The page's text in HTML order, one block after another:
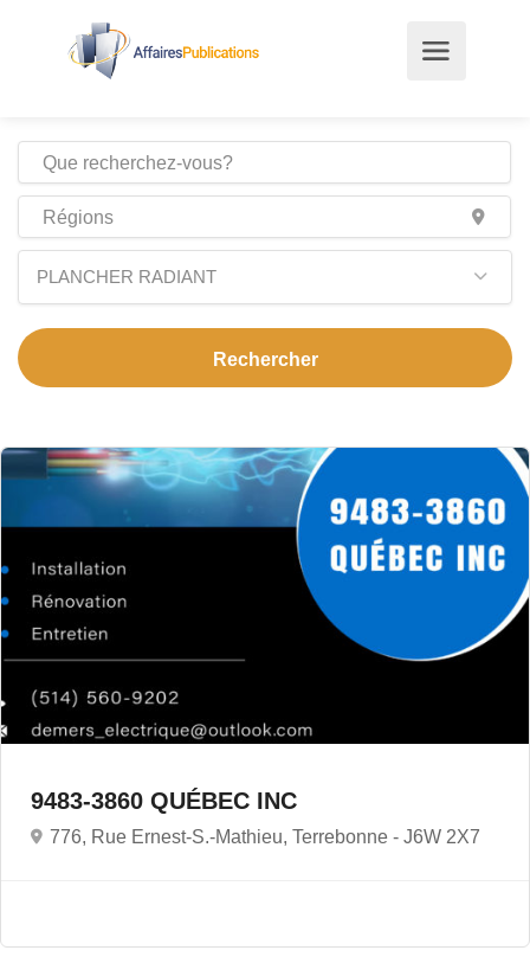
PLANCHER RADIANT
9483-3860 QUÉBEC INC
776, Rue Ernest-S.-Mathieu, Terrebonne - J6W 2X7